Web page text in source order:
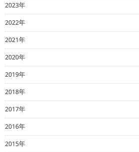
2023年
2022年
2021年
2020年
2019年
2018年
2017年
2016年
2015年